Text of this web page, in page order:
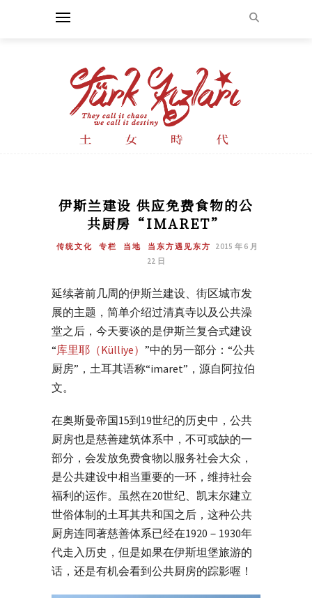
伊斯兰建设 供应免费食物的公
共厨房“IMARET”
传统文化 专栏 当地 当东方遇见东方
2015 年 6 月
22 日
延续著前几周的伊斯兰建设、街区城市发
展的主题，简单介绍过清真寺以及公共澡
堂之后，今天要谈的是伊斯兰复合式建设
“库里耶（Külliye） ”中的另一部分：“公共
厨房”，土耳其语称“imaret”，源自阿拉伯
文。
在奥斯曼帝国15到19世纪的历史中，公共
厨房也是慈善建筑体系中，不可或缺的一
部分，会发放免费食物以服务社会大众，
是公共建设中相当重要的一环，维持社会
福利的运作。虽然在20世纪、凯末尔建立
世俗体制的土耳其共和国之后，这种公共
厨房连同著慈善体系已经在1920－1930年
代走入历史，但是如果在伊斯坦堡旅游的
话，还是有机会看到公共厨房的踪影喔！